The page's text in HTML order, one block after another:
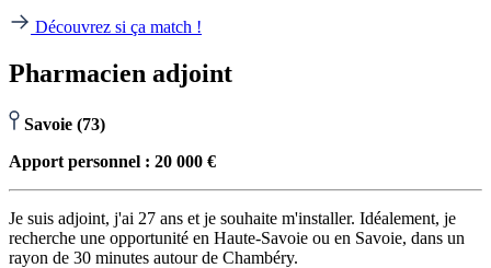
Découvrez si ça match !
Pharmacien adjoint
Savoie (73)
Apport personnel : 20 000 €
Je suis adjoint, j'ai 27 ans et je souhaite m'installer. Idéalement, je
recherche une opportunité en Haute-Savoie ou en Savoie, dans un
rayon de 30 minutes autour de Chambéry.